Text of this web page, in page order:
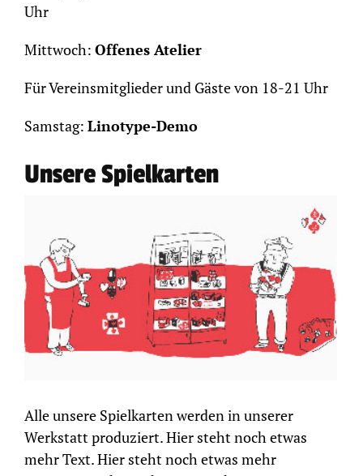
Uhr
Mittwoch: Offenes Atelier
Für Vereinsmitglieder und Gäste von 18-21 Uhr
Samstag: Linotype-Demo
Unsere Spielkarten
Alle unsere Spielkarten werden in unserer
Werkstatt produziert. Hier steht noch etwas
mehr Text. Hier steht noch etwas mehr